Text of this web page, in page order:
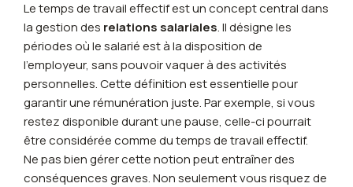
Le temps de travail effectif est un concept central dans
la gestion des relations salariales. Il désigne les
périodes où le salarié est à la disposition de
l'employeur, sans pouvoir vaquer à des activités
personnelles. Cette définition est essentielle pour
garantir une rémunération juste. Par exemple, si vous
restez disponible durant une pause, celle-ci pourrait
être considérée comme du temps de travail effectif.
Ne pas bien gérer cette notion peut entraîner des
conséquences graves. Non seulement vous risquez de